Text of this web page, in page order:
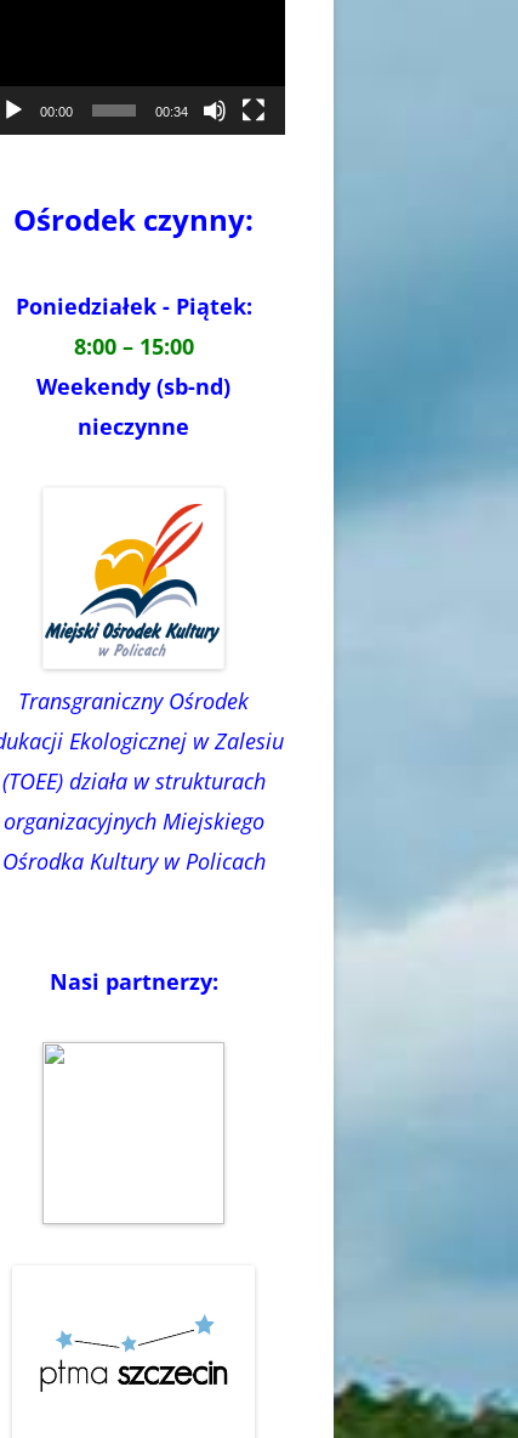
00:00 00:34
Ośrodek czynny:
Poniedziałek - Piątek:
8:00 – 15:00
Weekendy (sb-nd)
nieczynne
Transgraniczny Ośrodek
Ekologicznej w Zalesiu
(TOEE) działa w strukturach
organizacyjnych Miejskiego
Ośrodka Kultury w Policach
Nasi partnerzy: